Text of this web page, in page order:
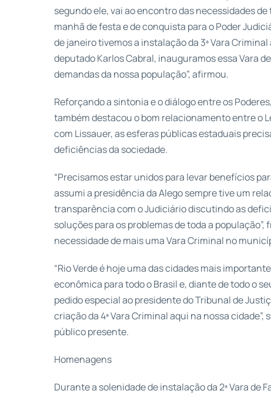
segundo ele, vai ao encontro das necessidades de
manhã de festa e de conquista para o Poder
de janeiro tivemos a instalação da 3ª Vara
deputado Karlos Cabral, inauguramos essa Vara
demandas da nossa população”, afirmou.
Reforçando a sintonia e o diálogo entre os
também destacou o bom relacionamento entre o
com Lissauer, as esferas públicas estaduais
deficiências da sociedade.
“Precisamos estar unidos para levar benefícios
assumi a presidência da Alego sempre tive um
transparência com o Judiciário discutindo as
soluções para os problemas de toda a
necessidade de mais uma Vara Criminal no
“Rio Verde é hoje uma das cidades mais
econômica para todo o Brasil e, diante de todo o
pedido especial ao presidente do Tribunal de
criação da 4ª Vara Criminal aqui na nossa
público presente.
Homenagens
Durante a solenidade de instalação da 2ª Vara de